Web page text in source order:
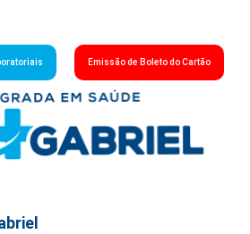
Emissão de Boleto do Cartão